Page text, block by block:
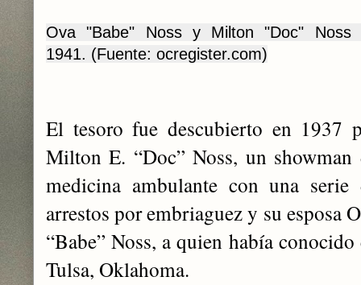
Ova "Babe" Noss y Milton "Doc" Noss
1941. (Fuente: ocregister.com)
El tesoro fue descubierto en 1937
Milton E. “Doc” Noss, un showman
medicina ambulante con una serie
arrestos por embriaguez y su esposa
“Babe” Noss, a quien había conocido
Tulsa, Oklahoma.